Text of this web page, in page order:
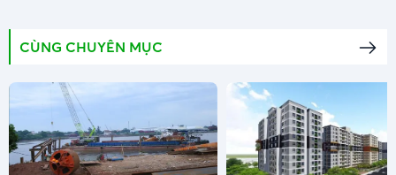
CÙNG CHUYÊN MỤC